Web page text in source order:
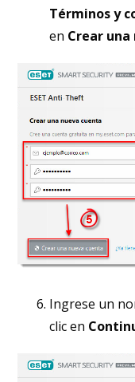
Términos y
en Crear
Ingrese un
clic en